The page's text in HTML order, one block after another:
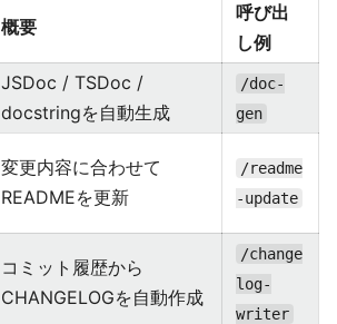
概要
呼び出
し例
JSDoc / TSDoc /
docstringを自動生成
/doc-
gen
変更内容に合わせて
READMEを更新
/readme
-update
コミット履歴から
CHANGELOGを自動作成
/change
log-
writer